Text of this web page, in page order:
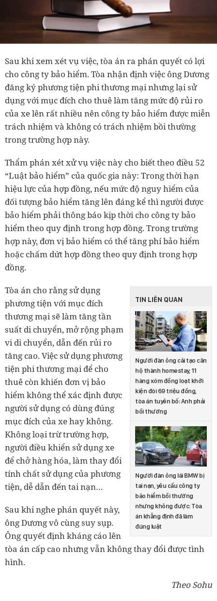
Sau khi xem xét vụ việc, tòa án ra phán quyết có lợi
cho công ty bảo hiểm. Tòa nhận định việc ông Dương
đăng ký phương tiện phi thương mại nhưng lại sử
dụng với mục đích cho thuê làm tăng mức độ rủi ro
của xe lên rất nhiều nên công ty bảo hiểm được miễn
trách nhiệm và không có trách nhiệm bồi thường
trong trường hợp này.
Thẩm phán xét xử vụ việc này cho biết theo điều 52
“Luật bảo hiểm” của quốc gia này: Trong thời hạn
hiệu lực của hợp đồng, nếu mức độ nguy hiểm của
đối tượng bảo hiểm tăng lên đáng kể thì người được
bảo hiểm phải thông báo kịp thời cho công ty bảo
hiểm theo quy định trong hợp đồng. Trong trường
hợp này, đơn vị bảo hiểm có thể tăng phí bảo hiểm
hoặc chấm dứt hợp đồng theo quy định trong hợp
đồng.
TIN LIÊN QUAN
Người đàn ông cải tạo căn
hộ thành homestay, 11
hàng xóm đồng loạt khởi
kiện đòi 69 triệu đồng,
tòa án tuyên bố: Anh phải
bồi thường
Người đàn ông lái BMW bị
tai nạn, yêu cầu công ty
bảo hiểm bồi thường
nhưng không được: Tòa
án khẳng định đã làm
đúng luật
Tòa án cho rằng sử dụng
phương tiện với mục đích
thương mại sẽ làm tăng tần
suất di chuyển, mở rộng phạm
vi di chuyển, dẫn đến rủi ro
tăng cao. Việc sử dụng phương
tiện phi thương mại để cho
thuê còn khiến đơn vị bảo
hiểm không thể xác định được
người sử dụng có dùng đúng
mục đích của xe hay không.
Không loại trừ trường hợp,
người điều khiển sử dụng xe
để chở hàng hóa, làm thay đổi
tính chất sử dụng của phương
tiện, dễ dẫn đến tai nạn…
Sau khi nghe phán quyết này,
ông Dương vô cùng suy sụp.
Ông quyết định kháng cáo lên
tòa án cấp cao nhưng vẫn không thay đổi được tình
hình.
Theo Sohu